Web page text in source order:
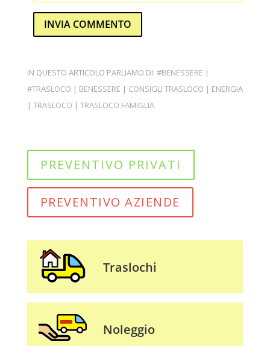
INVIA COMMENTO
IN QUESTO ARTICOLO PARLIAMO DI: #BENESSERE |
#TRASLOCO | BENESSERE | CONSIGLI TRASLOCO | ENERGIA
| TRASLOCO | TRASLOCO FAMIGLIA
PREVENTIVO PRIVATI
PREVENTIVO AZIENDE
Traslochi
Noleggio